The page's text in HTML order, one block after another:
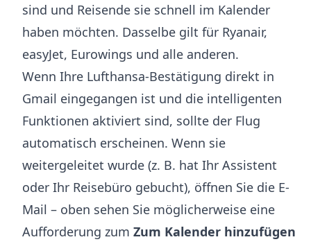
sind und Reisende sie schnell im Kalender
haben möchten. Dasselbe gilt für Ryanair,
easyJet, Eurowings und alle anderen.
Wenn Ihre Lufthansa-Bestätigung direkt in
Gmail eingegangen ist und die intelligenten
Funktionen aktiviert sind, sollte der Flug
automatisch erscheinen. Wenn sie
weitergeleitet wurde (z. B. hat Ihr Assistent
oder Ihr Reisebüro gebucht), öffnen Sie die E-
Mail – oben sehen Sie möglicherweise eine
Aufforderung zum Zum Kalender hinzufügen